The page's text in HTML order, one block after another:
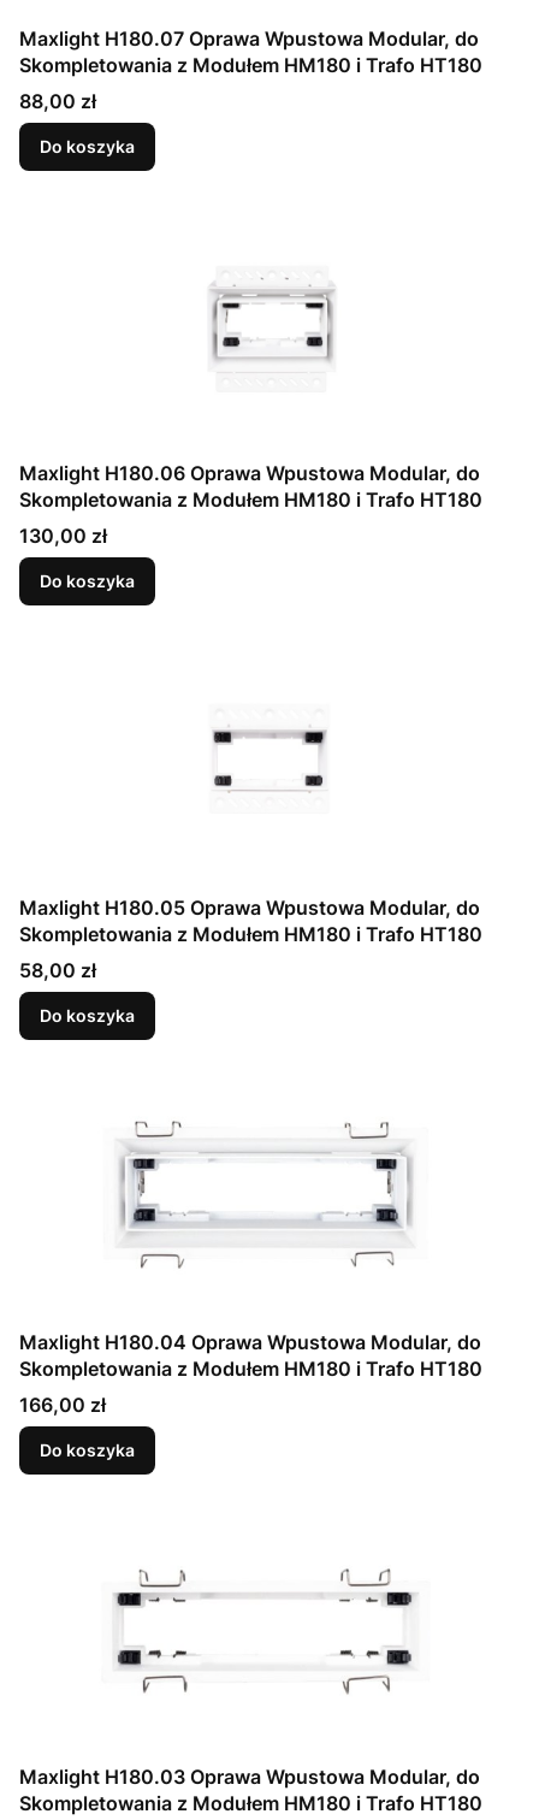
Maxlight H180.07 Oprawa Wpustowa Modular, do
Skompletowania z Modułem HM180 i Trafo HT180
Cena
88,00 zł
Do koszyka
Maxlight H180.06 Oprawa Wpustowa Modular, do
Skompletowania z Modułem HM180 i Trafo HT180
Cena
130,00 zł
Do koszyka
Maxlight H180.05 Oprawa Wpustowa Modular, do
Skompletowania z Modułem HM180 i Trafo HT180
Cena
58,00 zł
Do koszyka
Maxlight H180.04 Oprawa Wpustowa Modular, do
Skompletowania z Modułem HM180 i Trafo HT180
Cena
166,00 zł
Do koszyka
Maxlight H180.03 Oprawa Wpustowa Modular, do
Skompletowania z Modułem HM180 i Trafo HT180